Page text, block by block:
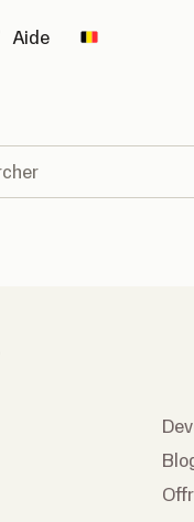
Aide Change